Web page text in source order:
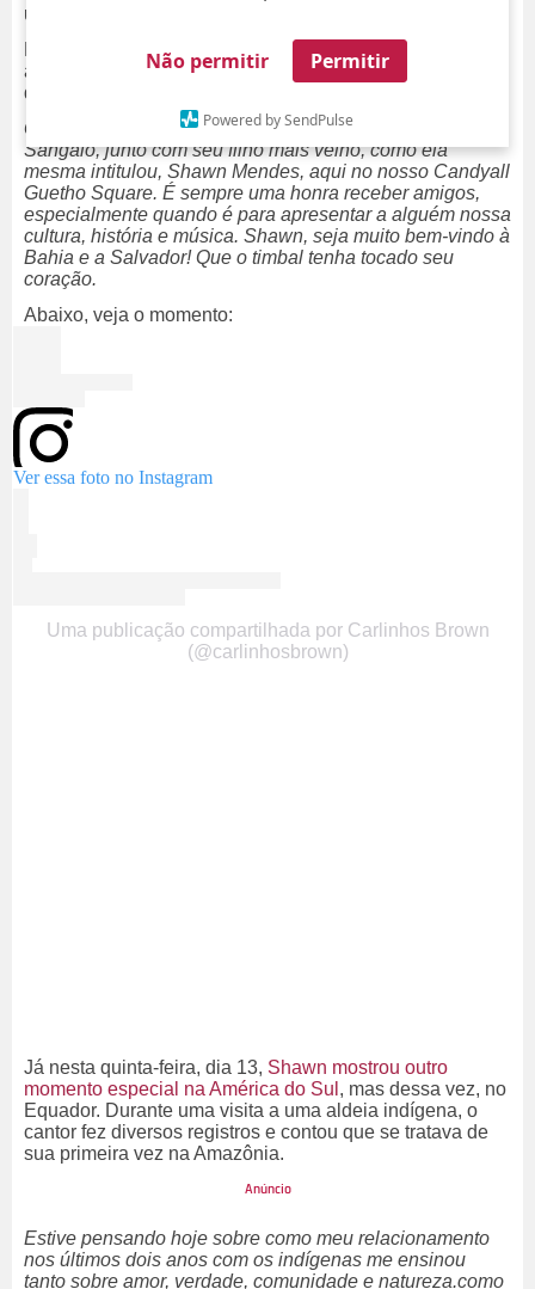
Não permitir Permitir
Powered by SendPulse
um de seus ensaios.
Na legenda, inclusive, o cantor revelou que
apresentou Shawn como seu
filho mais velho
demais essa amizade, não é?
Que surpresa boa receber essa irmã maravilhosa, Ivete
Sangalo, junto com seu filho mais velho, como ela
mesma intitulou, Shawn Mendes, aqui no nosso Candyall
Guetho Square. É sempre uma honra receber amigos,
especialmente quando é para apresentar a alguém nossa
cultura, história e música. Shawn, seja muito bem-vindo à
Bahia e a Salvador! Que o timbal tenha tocado seu
coração.
Abaixo, veja o momento:
Ver essa foto no Instagram
Uma publicação compartilhada por Carlinhos Brown
(@carlinhosbrown)
Já nesta quinta-feira, dia 13, Shawn mostrou outro
momento especial na América do Sul , mas dessa vez, no
Equador. Durante uma visita a uma aldeia indígena, o
cantor fez diversos registros e contou que se tratava de
sua primeira vez na Amazônia.
Estive pensando hoje sobre como meu relacionamento
nos últimos dois anos com os indígenas me ensinou
tanto sobre amor, verdade, comunidade e natureza.como